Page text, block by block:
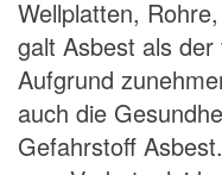
Wellplatten,
galt Asbest als
Aufgrund
auch die
Gefahrstoff